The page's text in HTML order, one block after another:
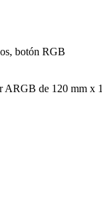
botón RGB
ARGB de 120 mm x 1